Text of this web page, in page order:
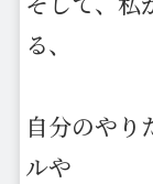
る、
自分のやり
ルや